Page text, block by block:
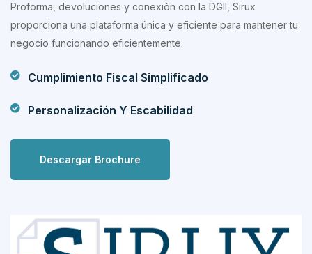
Proforma, devoluciones y conexión con la DGII, Sirux
proporciona una plataforma única y eficiente para mantener tu
negocio funcionando eficientemente.
Cumplimiento Fiscal Simplificado
Personalización Y Escabilidad
Descargar Brochure